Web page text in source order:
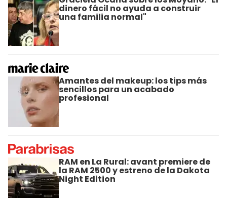
dinero fácil no ayuda a construir
una familia normal"
Amantes del makeup: los tips más
sencillos para un acabado
profesional
RAM en La Rural: avant premiere de
la RAM 2500 y estreno de la Dakota
Night Edition